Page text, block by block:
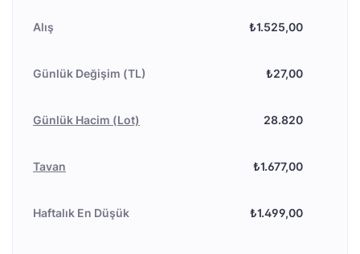
Alış ₺1.525,00
Günlük Değişim (TL) ₺27,00
Günlük Hacim (Lot) 28.820
Tavan ₺1.677,00
Haftalık En Düşük ₺1.499,00